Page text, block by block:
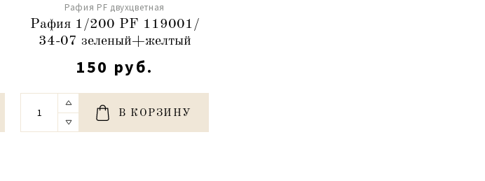
Рафия PF двухцветная
Рафия 1/200 PF 119001/
34-07 зеленый+желтый
150 руб.
В КОРЗИНУ